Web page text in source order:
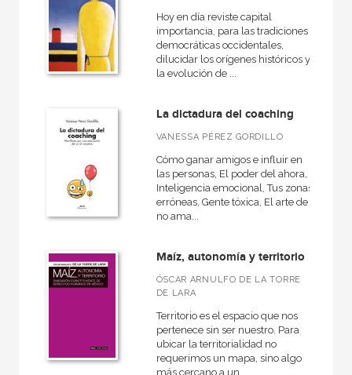
Hoy en día reviste capital
importancia, para las tradiciones
democráticas occidentales,
dilucidar los orígenes históricos y
la evolución de ...
La dictadura del coaching
VANESSA PÉREZ GORDILLO
Cómo ganar amigos e influir en
las personas, El poder del ahora,
Inteligencia emocional, Tus zonas
erróneas, Gente tóxica, El arte de
no ama...
Maíz, autonomía y territorio
ÓSCAR ARNULFO DE LA TORRE
DE LARA
Territorio es el espacio que nos
pertenece sin ser nuestro. Para
ubicar la territorialidad no
requerimos un mapa, sino algo
más cercano a un...